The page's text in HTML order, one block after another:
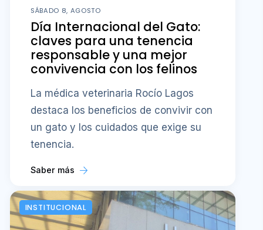
SÁBADO 8, AGOSTO
Día Internacional del Gato:
claves para una tenencia
responsable y una mejor
convivencia con los felinos
La médica veterinaria Rocío Lagos
destaca los beneficios de convivir con
un gato y los cuidados que exige su
tenencia.
Saber más
INSTITUCIONAL